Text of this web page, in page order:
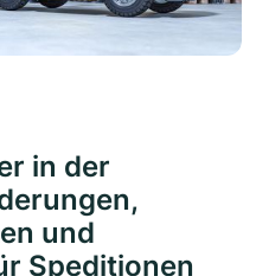
in der
und
Speditionen